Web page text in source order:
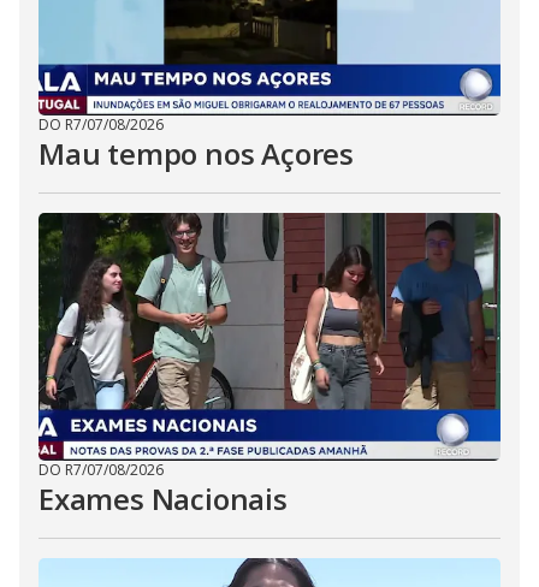
DO R7/07/08/2026
Mau tempo nos Açores
DO R7/07/08/2026
Exames Nacionais